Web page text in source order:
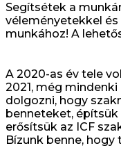
Segítsétek a
véleményetekkel
munkához! A
A 2020-as év tele
2021, még
dolgozni, hogy
benneteket,
erősítsük az ICF
Bízunk benne,